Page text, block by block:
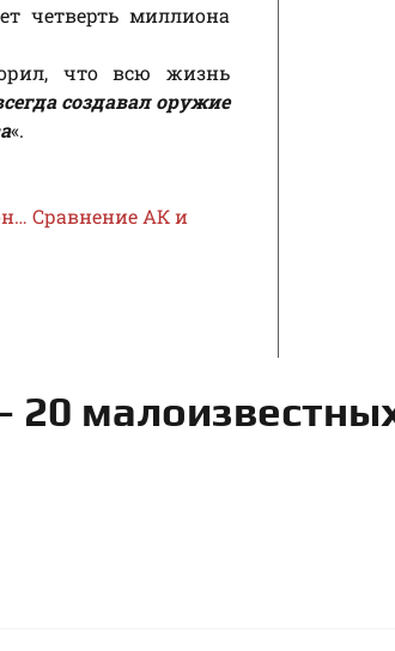
четверть миллиона
что всю жизнь
создавал оружие
«.
Сравнение АК и